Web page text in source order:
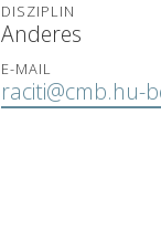
DISZIPLIN
Anderes
E-MAIL
raciti@cmb.hu-